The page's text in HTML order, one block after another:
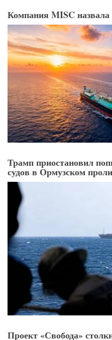
Компания MISC назвала
Трамп приостановил
судов в Ормузском